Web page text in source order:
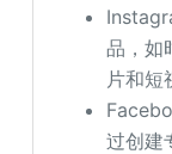
品，如
片和短
过创建